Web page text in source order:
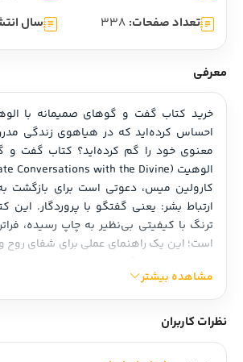
تعداد صفحات: 338 سال
معرفی
مشاهده بیشتر
نظرات کاربران